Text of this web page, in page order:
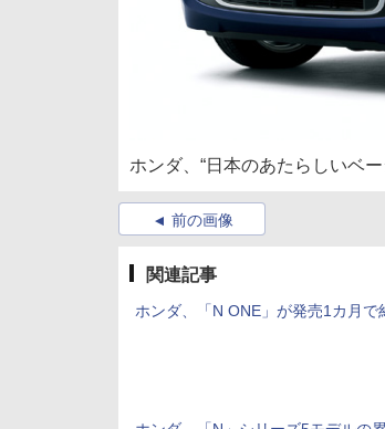
ホンダ、“日本のあたらしいベ
前の画像
関連記事
ホンダ、「N ONE」が発売1カ月